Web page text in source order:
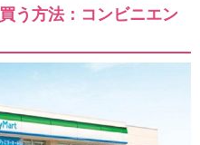
う方法：コンビニエン